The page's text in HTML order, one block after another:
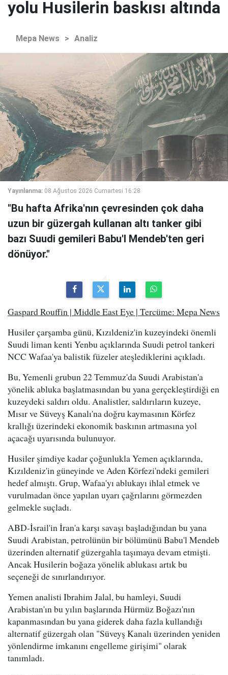
yolu Husilerin baskısı altında
Mepa News > Analiz
Yayınlanma: 08 Ağustos 2026 Cumartesi 16:28
"Bu hafta Afrika'nın çevresinden çok daha
uzun bir güzergah kullanan altı tanker gibi
bazı Suudi gemileri Babu'l Mendeb'ten geri
dönüyor."
Gaspard Rouffin | Middle East Eye | Tercüme: Mepa News
Husiler çarşamba günü, Kızıldeniz'in kuzeyindeki önemli
Suudi liman kenti Yenbu açıklarında Suudi petrol tankeri
NCC Wafaa'ya balistik füzeler ateşlediklerini açıkladı.
Bu, Yemenli grubun 22 Temmuz'da Suudi Arabistan'a
yönelik abluka başlatmasından bu yana gerçekleştirdiği en
kuzeydeki saldırı oldu. Analistler, saldırıların kuzeye,
Mısır ve Süveyş Kanalı'na doğru kaymasının Körfez
krallığı üzerindeki ekonomik baskının artmasına yol
açacağı uyarısında bulunuyor.
Husiler şimdiye kadar çoğunlukla Yemen açıklarında,
Kızıldeniz'in güneyinde ve Aden Körfezi'ndeki gemileri
hedef almıştı. Grup, Wafaa'yı ablukayı ihlal etmek ve
vurulmadan önce yapılan uyarı çağrılarını görmezden
gelmekle suçladı.
ABD-İsrail'in İran'a karşı savaşı başladığından bu yana
Suudi Arabistan, petrolünün bir bölümünü Babu'l Mendeb
üzerinden alternatif güzergahla taşımaya devam etmişti.
Ancak Husilerin boğaza yönelik ablukası artık bu
seçeneği de sınırlandırıyor.
Yemen analisti Ibrahim Jalal, bu hamleyi, Suudi
Arabistan'ın bu yılın başlarında Hürmüz Boğazı'nın
kapanmasından bu yana giderek daha fazla kullandığı
alternatif güzergah olan "Süveyş Kanalı üzerinden yeniden
yönlendirme imkanını engelleme girişimi" olarak
tanımladı.